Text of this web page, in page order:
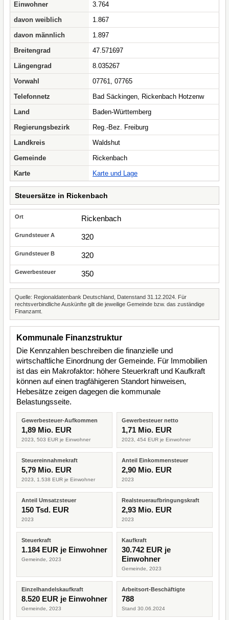
Einwohner
3.764
davon weiblich
1.867
davon männlich
1.897
Breitengrad
47.571697
Längengrad
8.035267
Vorwahl
07761, 07765
Telefonnetz
Bad Säckingen, Rickenbach Hotzenw
Land
Baden-Württemberg
Regierungsbezirk
Reg.-Bez. Freiburg
Landkreis
Waldshut
Gemeinde
Rickenbach
Karte
Karte und Lage
Steuersätze in Rickenbach
Rickenbach
320
320
350
Quelle: Regionaldatenbank Deutschland, Datenstand 31.12.2024. Für
rechtsverbindliche Auskünfte gilt die jeweilige Gemeinde bzw. das zuständige
Finanzamt.
Kommunale Finanzstruktur
Die Kennzahlen beschreiben die finanzielle und
wirtschaftliche Einordnung der Gemeinde. Für Immobilien
ist das ein Makrofaktor: höhere Steuerkraft und Kaufkraft
können auf einen tragfähigeren Standort hinweisen,
Hebesätze zeigen dagegen die kommunale
Belastungsseite.
Gewerbesteuer-Aufkommen
1,89 Mio. EUR
2023, 503 EUR je Einwohner
Gewerbesteuer netto
1,71 Mio. EUR
2023, 454 EUR je Einwohner
Steuereinnahmekraft
5,79 Mio. EUR
2023, 1.538 EUR je Einwohner
Anteil Einkommensteuer
2,90 Mio. EUR
2023
Anteil Umsatzsteuer
150 Tsd. EUR
2023
Realsteueraufbringungskraft
2,93 Mio. EUR
2023
Steuerkraft
1.184 EUR je Einwohner
Gemeinde, 2023
Kaufkraft
30.742 EUR je
Einwohner
Gemeinde, 2023
Einzelhandelskaufkraft
8.520 EUR je Einwohner
Gemeinde, 2023
Arbeitsort-Beschäftigte
788
Stand 30.06.2024